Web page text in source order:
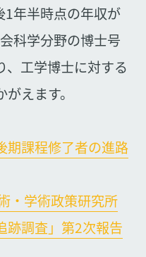
1年半時点の年収が
科学分野の博士号
、工学博士に対する
えます。
期課程修了者の進路
・学術政策研究所
跡調査」第2次報告